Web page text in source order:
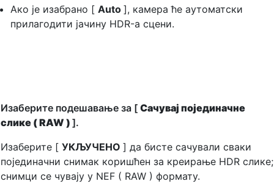
Ако је изабрано [ Auto ], камера ће аутоматски
прилагодити јачину HDR-а сцени.
Изаберите подешавање за [ Сачувај појединачне
слике ( RAW ) ].
Изаберите [ УКЉУЧЕНО ] да бисте сачували сваки
појединачни снимак коришћен за креирање HDR слике;
снимци се чувају у NEF ( RAW ) формату.